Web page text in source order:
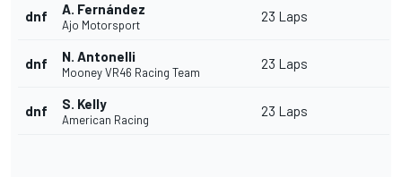
dnf A. Fernández
Ajo Motorsport
23 Laps
dnf N. Antonelli
Mooney VR46 Racing Team
23 Laps
dnf S. Kelly
American Racing
23 Laps